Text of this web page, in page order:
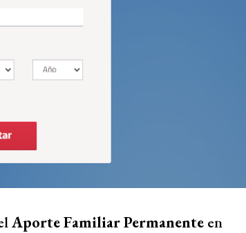
Aporte Familiar Permanente en